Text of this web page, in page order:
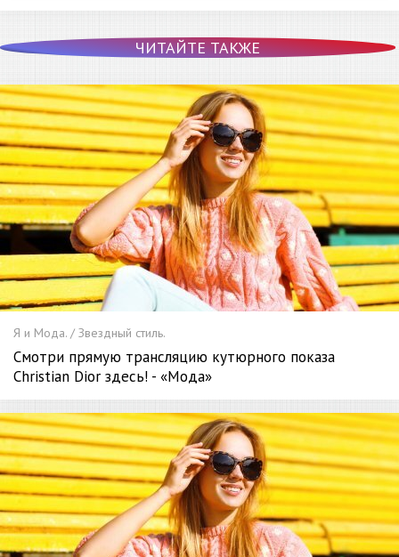
ЧИТАЙТЕ ТАКЖЕ
Я и Мода. / Звездный стиль.
Смотри прямую трансляцию кутюрного показа
Christian Dior здесь! - «Мода»